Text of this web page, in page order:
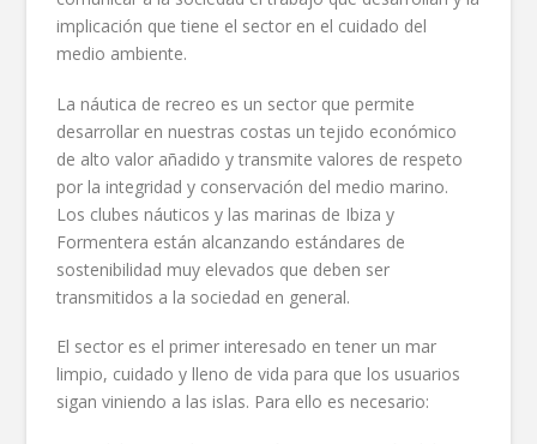
implicación que tiene el sector en el cuidado del
medio ambiente.
La náutica de recreo es un sector que permite
desarrollar en nuestras costas un tejido económico
de alto valor añadido y transmite valores de respeto
por la integridad y conservación del medio marino.
Los clubes náuticos y las marinas de Ibiza y
Formentera están alcanzando estándares de
sostenibilidad muy elevados que deben ser
transmitidos a la sociedad en general.
El sector es el primer interesado en tener un mar
limpio, cuidado y lleno de vida para que los usuarios
sigan viniendo a las islas. Para ello es necesario: